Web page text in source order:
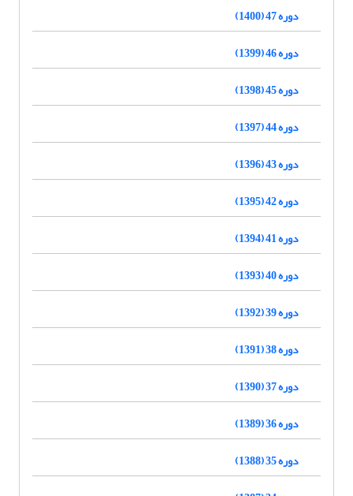
دوره 47 (1400)
دوره 46 (1399)
دوره 45 (1398)
دوره 44 (1397)
دوره 43 (1396)
دوره 42 (1395)
دوره 41 (1394)
دوره 40 (1393)
دوره 39 (1392)
دوره 38 (1391)
دوره 37 (1390)
دوره 36 (1389)
دوره 35 (1388)